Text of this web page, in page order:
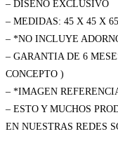
– DISEÑO EXCLUSIVO
– MEDIDAS: 45 X 45 X
– *NO INCLUYE
– GARANTIA DE 6
CONCEPTO )
– *IMAGEN
– ESTO Y MUCHOS
EN NUESTRAS REDES